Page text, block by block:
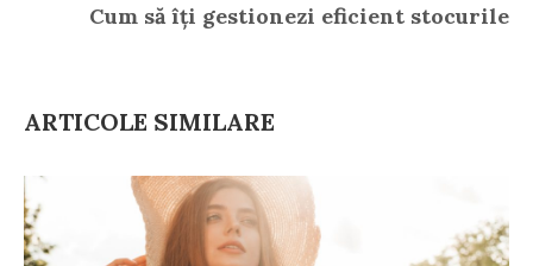
Cum să îți gestionezi eficient stocurile
ARTICOLE SIMILARE